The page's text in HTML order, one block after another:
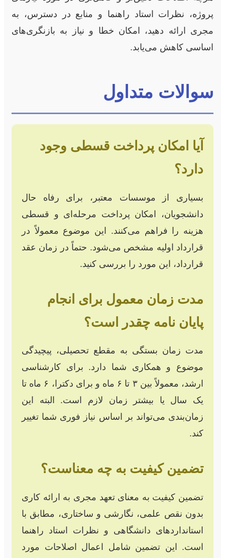
پروژه، نظرات استاد راهنما و منابع در دسترس، به
مجری ارائه دهید، امکان خطا و نیاز به بازنگری‌های
اساسی کاهش می‌یابد.
سوالات متداول
آیا امکان پرداخت قسطی وجود
دارد؟
بسیاری از موسسات معتبر، برای رفاه حال
دانشجویان، امکان پرداخت مرحله‌ای و قسطی
هزینه را فراهم می‌کنند. این موضوع معمولاً در
قرارداد اولیه مشخص می‌شود. حتماً در زمان عقد
قرارداد، این مورد را بررسی کنید.
مدت زمان معمول برای انجام
پایان نامه چقدر است؟
مدت زمان بستگی به مقطع تحصیلی، پیچیدگی
موضوع و همکاری شما دارد. برای کارشناسی
ارشد، معمولاً بین ۳ تا ۶ ماه و برای دکترا، ۶ ماه تا
یک سال یا بیشتر زمان لازم است. البته این
زمان‌بندی می‌تواند بر اساس نیاز فوری شما تغییر
کند.
تضمین کیفیت به چه معناست؟
تضمین کیفیت به معنای تعهد مجری به ارائه کاری
بدون نقص علمی، نگارشی و ساختاری، مطابق با
استاندارد‌های دانشگاهی و نظرات استاد راهنما
است. این تضمین شامل اعمال اصلاحات مورد